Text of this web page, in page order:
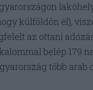
külföldön él),
az ottani
belép 179
több